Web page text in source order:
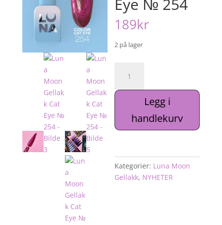
Eye № 254
189kr
2 på lager
Moon
Gellakk
№
Legg i
handlekurv
Kategorier: Luna Moon
Gellakk, NYHETER